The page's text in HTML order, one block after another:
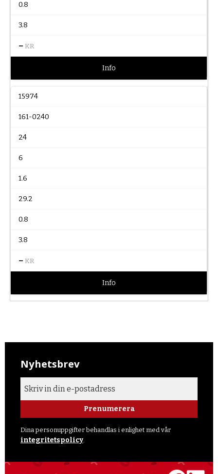
0.8
3.8
– KR
Info
15974
161-0240
24
6
1.6
29.2
0.8
3.8
– KR
Info
Nyhetsbrev
Prenumerera
Dina personuppgifter behandlas i enlighet med vår
integritetspolicy